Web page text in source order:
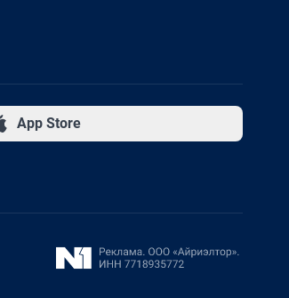
App Store